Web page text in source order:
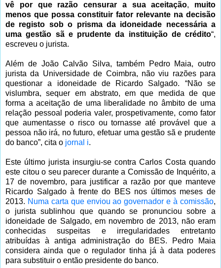
vê por que razão censurar a sua aceitação, muito
menos que possa constituir fator relevante na decisão
de registo sob o prisma da idoneidade necessária a
uma gestão sã e prudente da instituição de crédito“,
escreveu o jurista.
Além de João Calvão Silva, também Pedro Maia, outro
jurista da Universidade de Coimbra, não viu razões para
questionar a idoneidade de Ricardo Salgado. “Não se
vislumbra, sequer em abstrato, em que medida de que
forma a aceitação de uma liberalidade no âmbito de uma
relação pessoal poderia valer, prospetivamente, como fator
que aumentasse o risco ou tornasse até provável que a
pessoa não irá, no futuro, efetuar uma gestão sã e prudente
do banco”, cita o jornal i.
Este último jurista insurgiu-se contra Carlos Costa quando
este citou o seu parecer durante a Comissão de Inquérito, a
17 de novembro, para justificar a razão por que manteve
Ricardo Salgado à frente do BES nos últimos meses de
2013. Numa carta que enviou ao governador e à comissão,
o jurista sublinhou que quando se pronunciou sobre a
idoneidade de Salgado, em novembro de 2013, não eram
conhecidas suspeitas e irregularidades entretanto
atribuídas à antiga administração do BES. Pedro Maia
considera ainda que o regulador tinha já à data poderes
para substituir o então presidente do banco.